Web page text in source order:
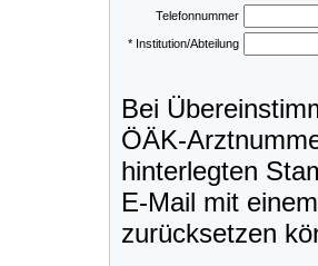
Telefonnummer
* Institution/Abteilung
Bei
ÖÄK-
hinterlegten
E-Mail mit
zurücksetzen